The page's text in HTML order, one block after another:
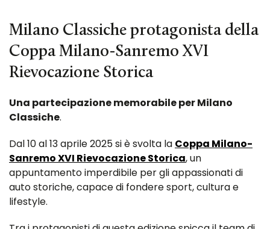
Milano Classiche protagonista della
Coppa Milano-Sanremo XVI
Rievocazione Storica
Una partecipazione memorabile per Milano
Classiche.
Dal 10 al 13 aprile 2025 si è svolta la Coppa Milano-
Sanremo XVI Rievocazione Storica, un
appuntamento imperdibile per gli appassionati di
auto storiche, capace di fondere sport, cultura e
lifestyle.